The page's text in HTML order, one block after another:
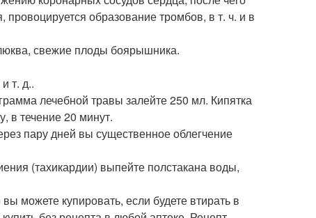
провоцируется образование тромбов, в т. ч. и в
свежие плоды боярышника.
т. д..
лечебной травы залейте 250 мл. Кипятка
в течение 20 минут.
пару дней вы существенное облегчение
(тахикардии) выпейте полстакана воды,
можете купировать, если будете втирать в